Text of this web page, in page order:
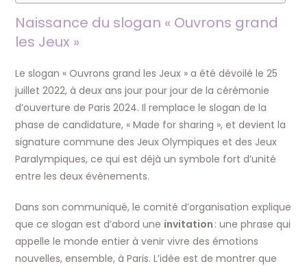
Naissance du slogan « Ouvrons grand
les Jeux »
Le slogan « Ouvrons grand les Jeux » a été dévoilé le 25
juillet 2022, à deux ans jour pour jour de la cérémonie
d’ouverture de Paris 2024. Il remplace le slogan de la
phase de candidature, « Made for sharing », et devient la
signature commune des Jeux Olympiques et des Jeux
Paralympiques, ce qui est déjà un symbole fort d’unité
entre les deux évènements.
Dans son communiqué, le comité d’organisation explique
que ce slogan est d’abord une invitation : une phrase qui
appelle le monde entier à venir vivre des émotions
nouvelles, ensemble, à Paris. L’idée est de montrer que